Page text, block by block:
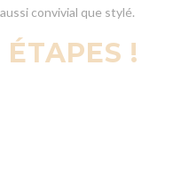
convivial que stylé.
!